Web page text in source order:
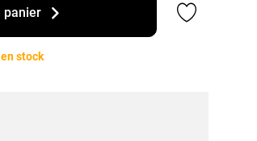
panier Ajouter
stock